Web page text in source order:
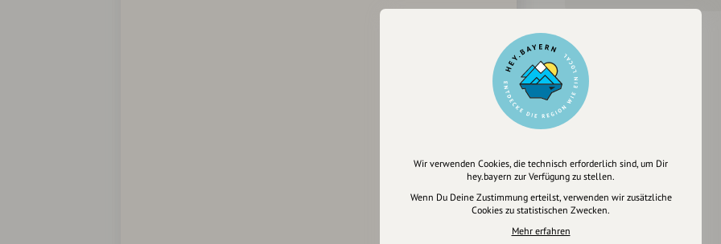
Wir verwenden Cookies, die technisch erforderlich sind, um Dir
hey.bayern zur Verfügung zu stellen.
Wenn Du Deine Zustimmung erteilst, verwenden wir zusätzliche
Cookies zu statistischen Zwecken.
Mehr erfahren